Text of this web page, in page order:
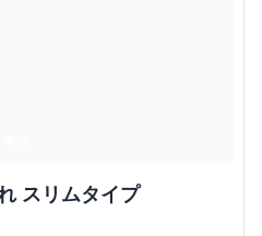
スリムタイプ